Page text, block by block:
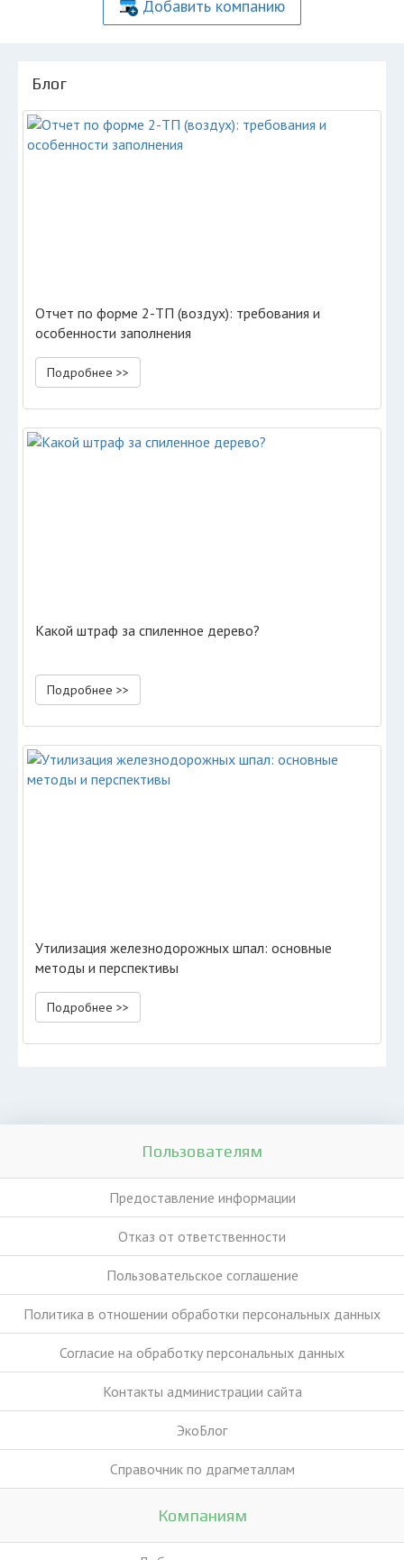
Добавить компанию
Блог
Отчет по форме 2-ТП (воздух): требования и
особенности заполнения
Подробнее >>
Какой штраф за спиленное дерево?
Подробнее >>
Утилизация железнодорожных шпал: основные
методы и перспективы
Подробнее >>
Пользователям
Предоставление информации
Отказ от ответственности
Пользовательское соглашение
Политика в отношении обработки персональных данных
Согласие на обработку персональных данных
Контакты администрации сайта
ЭкоБлог
Справочник по драгметаллам
Компаниям